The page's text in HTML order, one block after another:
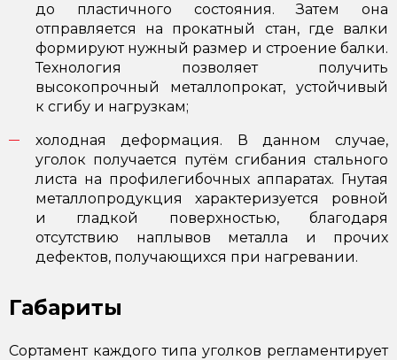
до пластичного состояния. Затем она
отправляется на прокатный стан, где валки
формируют нужный размер и строение балки.
Технология позволяет получить
высокопрочный металлопрокат, устойчивый
к сгибу и нагрузкам;
холодная деформация. В данном случае,
уголок получается путём сгибания стального
листа на профилегибочных аппаратах. Гнутая
металлопродукция характеризуется ровной
и гладкой поверхностью, благодаря
отсутствию наплывов металла и прочих
дефектов, получающихся при нагревании.
Габариты
Сортамент каждого типа уголков регламентирует